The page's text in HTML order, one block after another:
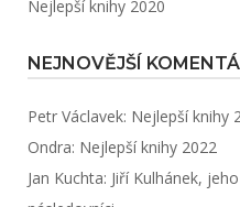
Nejlepší knihy 2020
NEJNOVĚJŠÍ
Petr Václavek: Nejlepší knihy
Ondra: Nejlepší knihy 2022
Jan Kuchta: Jiří Kulhánek,